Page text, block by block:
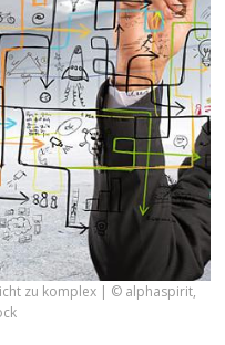
zu komplex | © alphaspirit,